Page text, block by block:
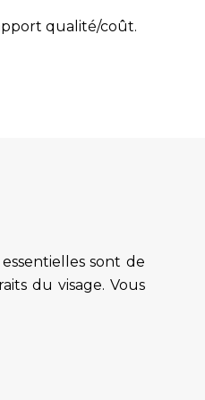
qualité/coût.
sont de
du visage. Vous